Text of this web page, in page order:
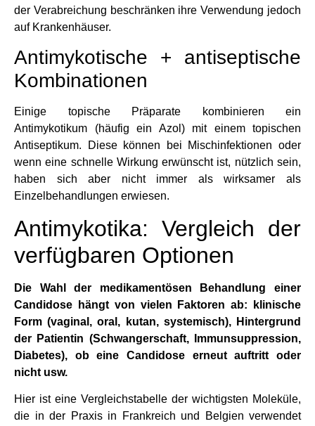
der Verabreichung beschränken ihre Verwendung jedoch
auf Krankenhäuser.
Antimykotische + antiseptische
Kombinationen
Einige topische Präparate kombinieren ein
Antimykotikum (häufig ein Azol) mit einem topischen
Antiseptikum. Diese können bei Mischinfektionen oder
wenn eine schnelle Wirkung erwünscht ist, nützlich sein,
haben sich aber nicht immer als wirksamer als
Einzelbehandlungen erwiesen.
Antimykotika: Vergleich der
verfügbaren Optionen
Die Wahl der medikamentösen Behandlung einer
Candidose hängt von vielen Faktoren ab: klinische
Form (vaginal, oral, kutan, systemisch), Hintergrund
der Patientin (Schwangerschaft, Immunsuppression,
Diabetes), ob eine Candidose erneut auftritt oder
nicht usw.
Hier ist eine Vergleichstabelle der wichtigsten Moleküle,
die in der Praxis in Frankreich und Belgien verwendet